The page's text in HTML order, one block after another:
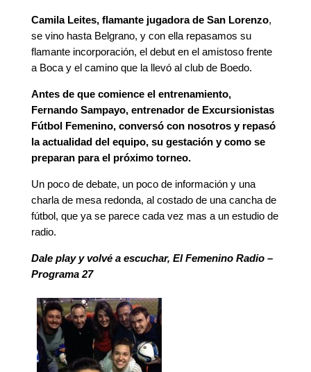
Camila Leites, flamante jugadora de San Lorenzo,
se vino hasta Belgrano, y con ella repasamos su
flamante incorporación, el debut en el amistoso frente
a Boca y el camino que la llevó al club de Boedo.
Antes de que comience el entrenamiento,
Fernando Sampayo, entrenador de Excursionistas
Fútbol Femenino, conversó con nosotros y repasó
la actualidad del equipo, su gestación y como se
preparan para el próximo torneo.
Un poco de debate, un poco de información y una
charla de mesa redonda, al costado de una cancha de
fútbol, que ya se parece cada vez mas a un estudio de
radio.
Dale play y volvé a escuchar, El Femenino Radio –
Programa 27